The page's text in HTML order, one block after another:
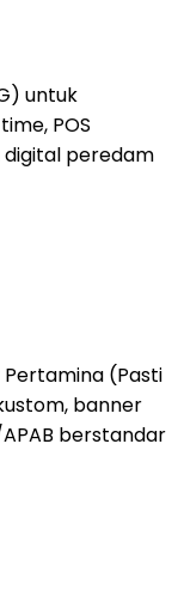
untuk
POS
digital peredam
(Pasti
banner
berstandar